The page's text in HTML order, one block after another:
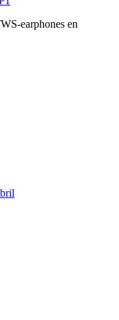
earphones en